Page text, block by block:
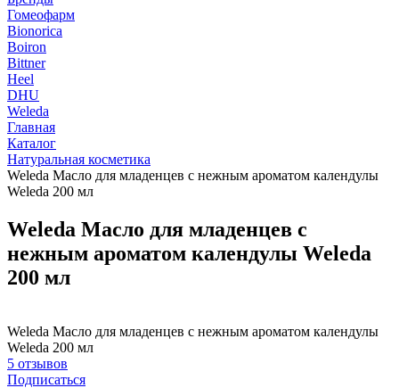
Гомеофарм
Bionorica
Boiron
Bittner
Heel
DHU
Weleda
Главная
Каталог
Натуральная косметика
Weleda Масло для младенцев с нежным ароматом календулы
Weleda 200 мл
Weleda Масло для младенцев с
нежным ароматом календулы Weleda
200 мл
Weleda Масло для младенцев с нежным ароматом календулы
Weleda 200 мл
5 отзывов
Подписаться